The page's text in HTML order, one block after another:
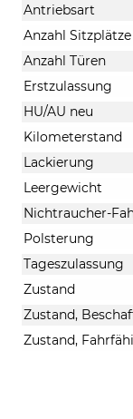
Antriebsart
Anzahl Sitzplätze
Anzahl Türen
Erstzulassung
HU/AU neu
Kilometerstand
Lackierung
Leergewicht
Nichtraucher-
Polsterung
Tageszulassung
Zustand
Zustand,
Zustand,